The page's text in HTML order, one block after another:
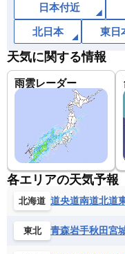
日本付近
北日本 東日
天気に関する情報
雨雲レーダー
各エリアの天気予報
北海道 道央道南道北道
東北 青森岩手秋田宮